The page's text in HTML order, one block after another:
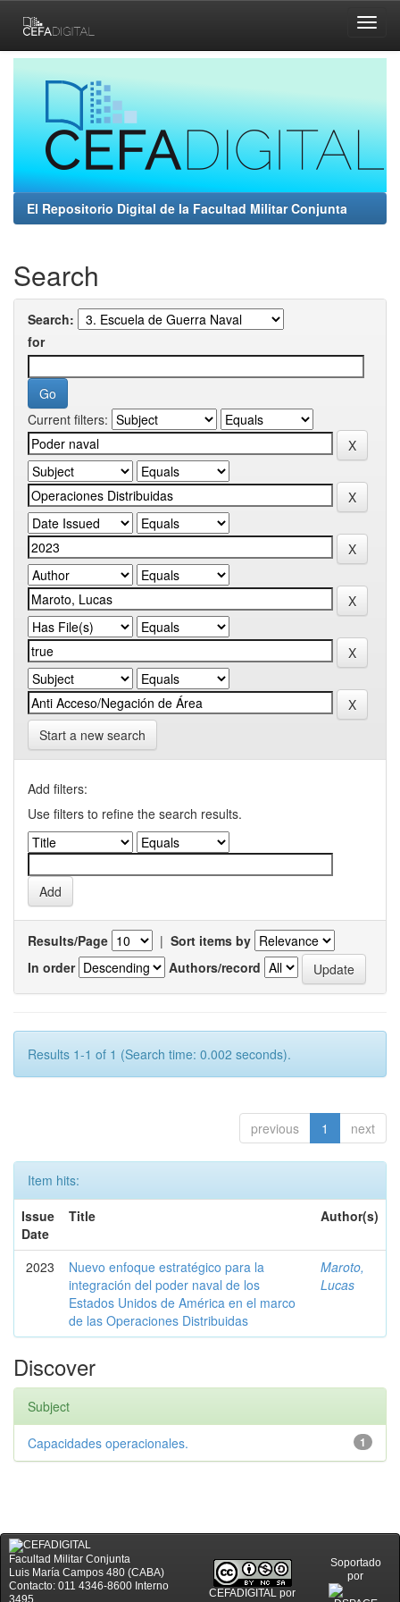
navigation
El Repositorio Digital de la Facultad Militar Conjunta
Search
Search:
for
Current filters:
Start a new search
Add filters:
Use filters to refine the search results.
Results/Page | Sort items by
In order
Authors/record
Results 1-1 of 1 (Search time: 0.002 seconds).
previous 1 next
Item hits:
Issue
Date
Title Author(s)
2023
Nuevo enfoque estratégico para la
integración del poder naval de los
Estados Unidos de América en el marco
de las Operaciones Distribuidas
Maroto,
Lucas
Discover
Subject
1
Capacidades operacionales.
Facultad Militar Conjunta
Luis María Campos 480 (CABA)
Contacto: 011 4346-8600 Interno
3495
CEFADIGITAL por
Soportado
por